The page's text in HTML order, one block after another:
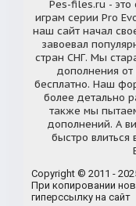
Pes-files.ru - это
играм серии Pro
наш сайт начал
завоевал
стран СНГ. Мы
дополнения
бесплатно. Наш
более детально
также мы
дополнений. А
быстро влиться
Copyright © 2011 -
При копировании
гиперссылку на сайт